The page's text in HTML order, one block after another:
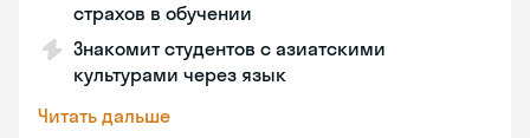
страхов в обучении
Знакомит студентов с азиатскими
культурами через язык
Читать дальше